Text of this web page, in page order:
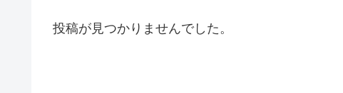
投稿が見つかりませんでした。